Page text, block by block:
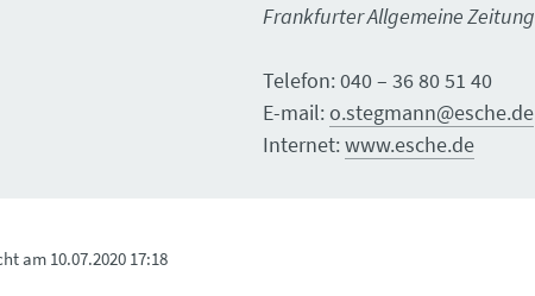
Frankfurter Allgemeine Zeitung
Telefon: 040 – 36 80 51 40
E-mail:o.stegmann@esche.de
Internet:www.esche.de
am 10.07.2020 17:18